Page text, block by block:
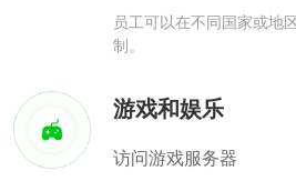
员工可以在不同国家或地
制。
游戏和娱乐
访问游戏服务器